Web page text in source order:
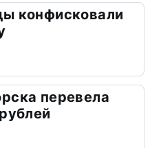
конфисковали
перевела